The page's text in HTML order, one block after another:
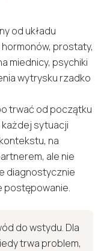
od układu
prostaty,
miednicy, psychiki
wytrysku rzadko
trwać od początku
sytuacji
na
ale nie
diagnostycznie
postępowanie.
do wstydu. Dla
trwa problem,